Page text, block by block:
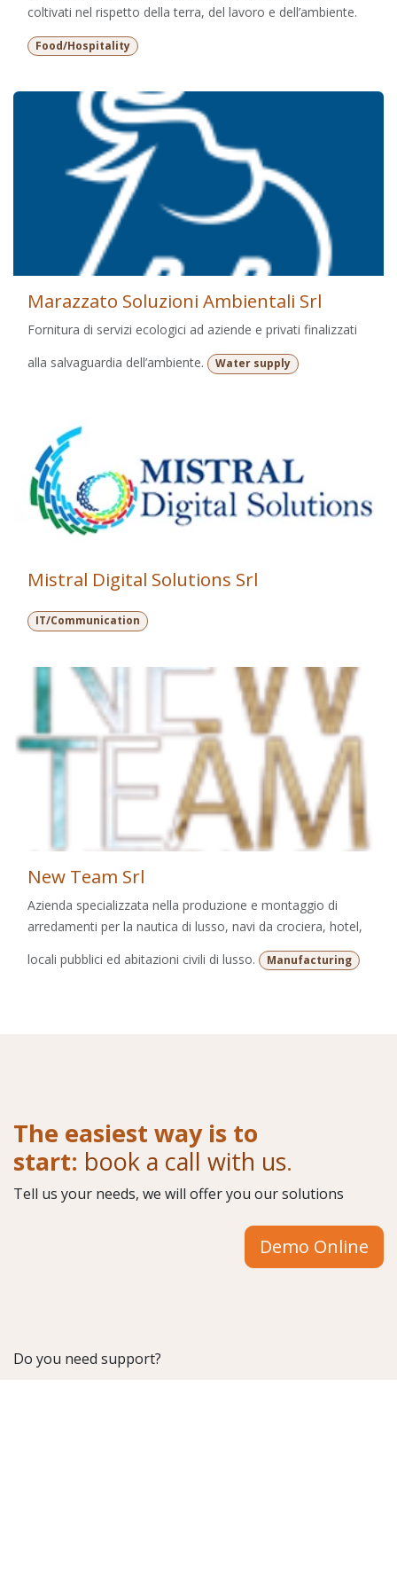
coltivati nel rispetto della terra, del lavoro e dell’ambiente.
Food/Hospitality
Marazzato Soluzioni Ambientali Srl
Fornitura di servizi ecologici ad aziende e privati finalizzati
alla salvaguardia dell’ambiente.
Water supply
Mistral Digital Solutions Srl
IT/Communication
New Team Srl
Azienda specializzata nella produzione e montaggio di
arredamenti per la nautica di lusso, navi da crociera, hotel,
locali pubblici ed abitazioni civili di lusso.
Manufacturing
The easiest way is to
start: book a call with us.
Tell us your needs, we will offer you our solutions
Demo Online
Do you need support?